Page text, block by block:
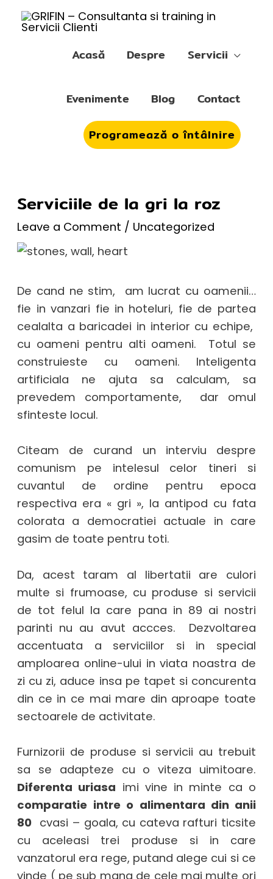
Acasă Despre Servicii
Evenimente Blog Contact
Programează o întâlnire
Serviciile de la gri la roz
Leave a Comment / Uncategorized
De cand ne stim, am lucrat cu oamenii…
fie in vanzari fie in hoteluri, fie de partea
cealalta a baricadei in interior cu echipe,
cu oameni pentru alti oameni. Totul se
construieste cu oameni. Inteligenta
artificiala ne ajuta sa calculam, sa
prevedem comportamente, dar omul
sfinteste locul.
Citeam de curand un interviu despre
comunism pe intelesul celor tineri si
cuvantul de ordine pentru epoca
respectiva era « gri », la antipod cu fata
colorata a democratiei actuale in care
gasim de toate pentru toti.
Da, acest taram al libertatii are culori
multe si frumoase, cu produse si servicii
de tot felul la care pana in 89 ai nostri
parinti nu au avut accces. Dezvoltarea
accentuata a serviciilor si in special
amploarea online-ului in viata noastra de
zi cu zi, aduce insa pe tapet si concurenta
din ce in ce mai mare din aproape toate
sectoarele de activitate.
Furnizorii de produse si servicii au trebuit
sa se adapteze cu o viteza uimitoare.
Diferenta uriasa imi vine in minte ca o
comparatie intre o alimentara din anii
80 cvasi – goala, cu cateva rafturi ticsite
cu aceleasi trei produse si in care
vanzatorul era rege, putand alege cui si ce
vinde ( pe sub mana de cele mai multe ori